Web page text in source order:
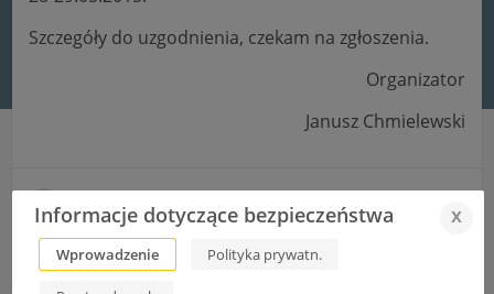
Szczegóły do uzgodnienia, czekam na zgłoszenia.
Organizator
Janusz Chmielewski
Drużyna ZST z robotem ACHTUNG w finale konkursu Diversity
Informacje dotyczące bezpieczeństwa x
Wprowadzenie Polityka prywatn.